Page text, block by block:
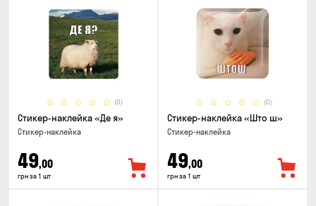
(0)
Стикер-наклейка «Де я»
Стикер-наклейка
49,00
грн за 1 шт
(0)
Стикер-наклейка «Што ш»
Стикер-наклейка
49,00
грн за 1 шт